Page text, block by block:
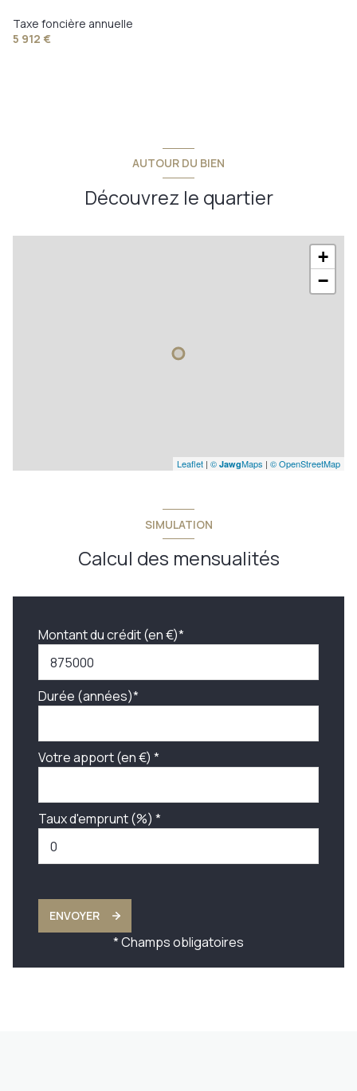
terrasse
Taxe foncière annuelle
5 912 €
AUTOUR DU BIEN
Découvrez le quartier
+
−
Leaflet | © JawgMaps | © OpenStreetMap
SIMULATION
Calcul des mensualités
Montant du crédit (en €)*
Durée (années)*
Votre apport (en €) *
Taux d'emprunt (%) *
ENVOYER
* Champs obligatoires